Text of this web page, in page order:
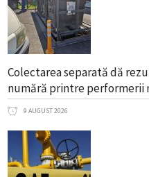
Colectarea separată dă
numără printre performerii
9 AUGUST 2026